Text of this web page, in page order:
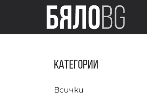
Категории
Всички